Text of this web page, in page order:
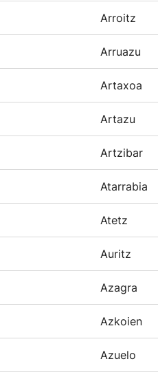
Arroitz
Arruazu
Artaxoa
Artazu
Artzibar
Atarrabia
Atetz
Auritz
Azagra
Azkoien
Azuelo